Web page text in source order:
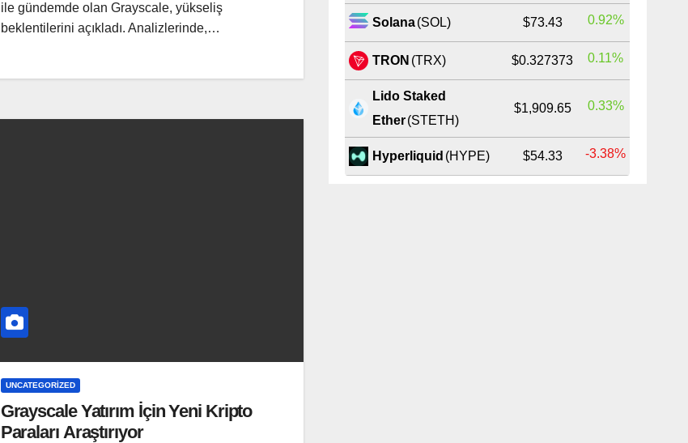
ile gündemde olan Grayscale, yükseliş
beklentilerini açıkladı. Analizlerinde,…
UNCATEGORIZED
Grayscale Yatırım İçin Yeni Kripto
Paraları Araştırıyor
Solana(SOL) $73.43 0.92%
TRON (TRX) $0.327373 0.11%
Lido Staked
Ether(STETH)
$1,909.65 0.33%
Hyperliquid (HYPE) $54.33 -3.38%